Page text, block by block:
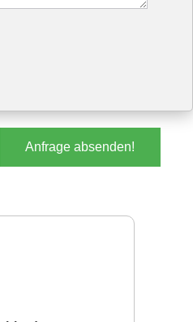
Anfrage absenden!